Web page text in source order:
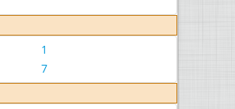
1
7